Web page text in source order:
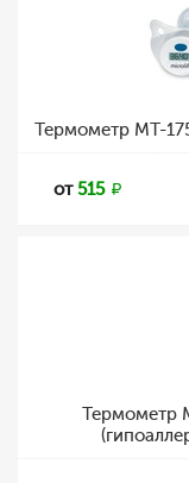
Термометр MT-
от515
Термометр